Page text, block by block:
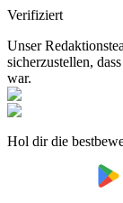
Verifiziert
Unser
sicherzustellen,
war.
Hol dir die